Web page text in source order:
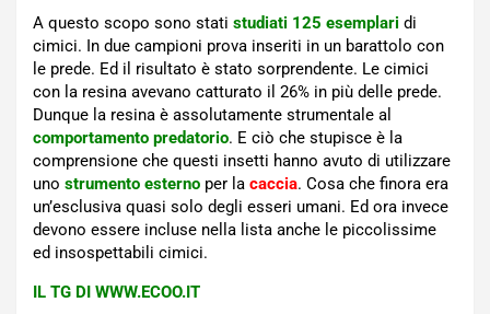
A questo scopo sono stati studiati 125 esemplari di
cimici. In due campioni prova inseriti in un barattolo con
le prede. Ed il risultato è stato sorprendente. Le cimici
con la resina avevano catturato il 26% in più delle prede.
Dunque la resina è assolutamente strumentale al
comportamento predatorio. E ciò che stupisce è la
comprensione che questi insetti hanno avuto di utilizzare
uno strumento esterno per la caccia. Cosa che finora era
un’esclusiva quasi solo degli esseri umani. Ed ora invece
devono essere incluse nella lista anche le piccolissime
ed insospettabili cimici.
IL TG DI WWW.ECOO.IT